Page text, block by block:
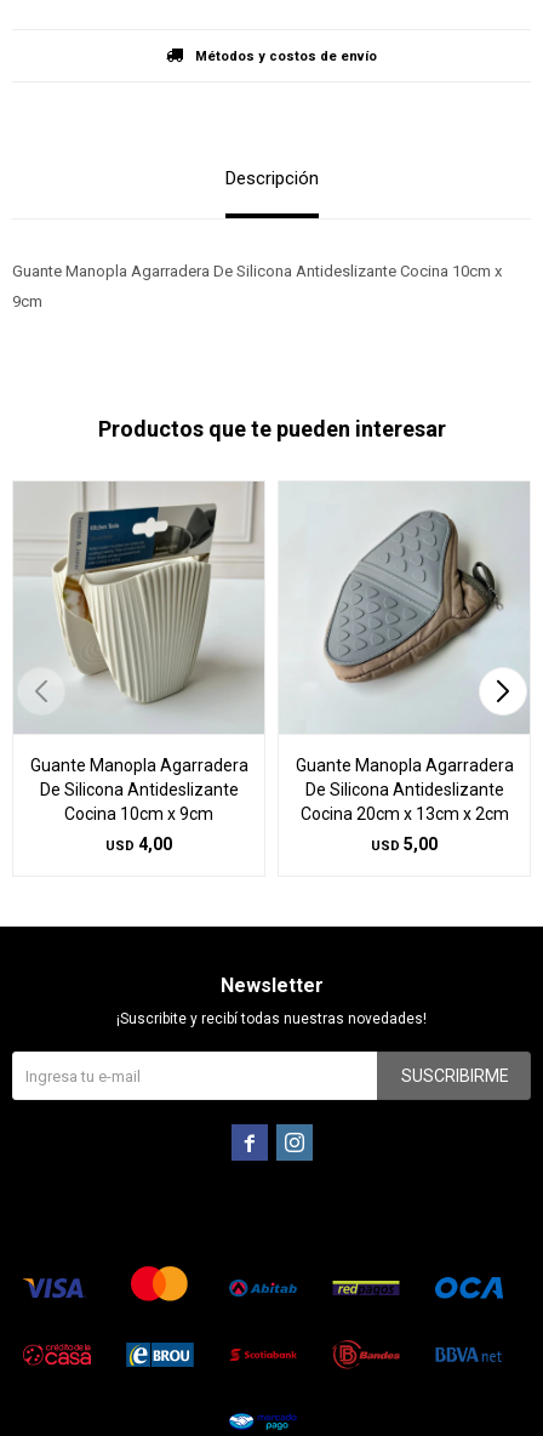
Métodos y costos de envío
Descripción
Guante Manopla Agarradera De Silicona Antideslizante Cocina 10cm x
9cm
Productos que te pueden interesar
Guante Manopla Agarradera
De Silicona Antideslizante
Cocina 10cm x 9cm
USD 4,00
Guante Manopla Agarradera
De Silicona Antideslizante
Cocina 20cm x 13cm x 2cm
USD 5,00
Newsletter
¡Suscribite y recibí todas nuestras novedades!
SUSCRIBIRME
 